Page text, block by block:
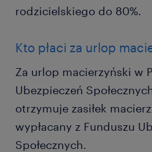
rodzicielskiego do 80%.
Kto płaci za urlop
Za urlop macierzyński w
Ubezpieczeń
otrzymuje zasiłek
wypłacany z Funduszu
Społecznych.